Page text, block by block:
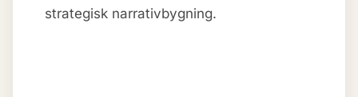
strategisk narrativbygning.